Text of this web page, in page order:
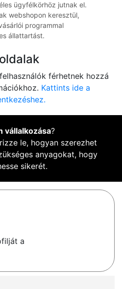
ügyfélkörhöz jutnak el.
webshopon keresztül,
programmal
állattartást.
férhetnek hozzá
Kattints ide a
vállalkozása?
le, hogyan szerezhet
anyagokat, hogy
sikerét.
a